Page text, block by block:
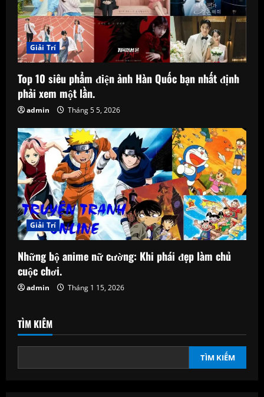
Giải Trí
Top 10 siêu phẩm điện ảnh Hàn Quốc bạn nhất định
phải xem một lần.
admin Tháng 5 5, 2026
Giải Trí
Những bộ anime nữ cường: Khi phái đẹp làm chủ
cuộc chơi.
admin Tháng 1 15, 2026
TÌM KIẾM
TÌM KIẾM